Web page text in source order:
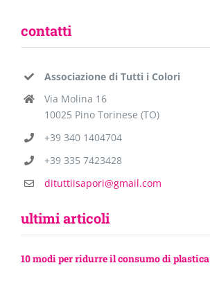
contatti
Associazione di Tutti i Colori
Via Molina 16
10025 Pino Torinese (TO)
+39 340 1404704
+39 335 7423428
dituttiisapori@gmail.com
ultimi articoli
10 modi per ridurre il consumo di plastica